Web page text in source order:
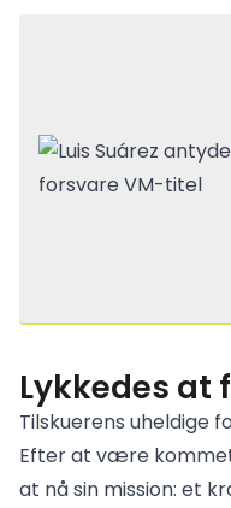
Lykkedes at
Tilskuerens uheldige
Efter at være
at nå sin mission: et